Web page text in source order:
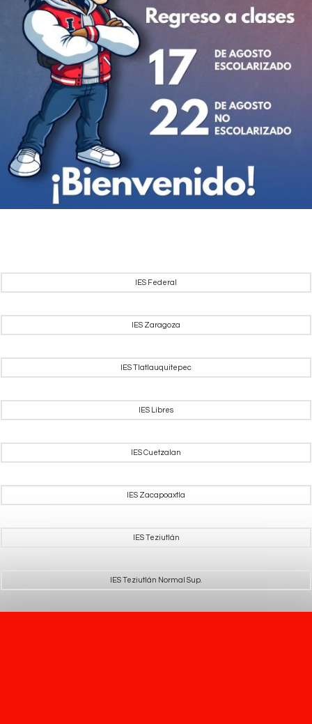
IES Federal
IES Zaragoza
IES Tlatlauquitepec
IES Libres
IES Cuetzalan
IES Zacapoaxtla
IES Teziutlán
IES Teziutlán Normal Sup.